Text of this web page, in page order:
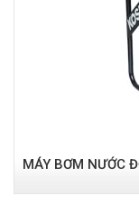
MÁY BƠM NƯỚC